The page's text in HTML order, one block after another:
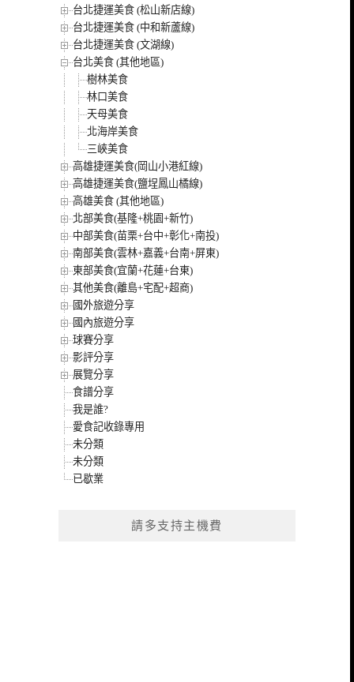
台北捷運美食 (松山新店線)
台北捷運美食 (中和新蘆線)
台北捷運美食 (文湖線)
台北美食 (其他地區)
樹林美食
林口美食
天母美食
北海岸美食
三峽美食
高雄捷運美食(岡山小港紅線)
高雄捷運美食(鹽埕鳳山橘線)
高雄美食 (其他地區)
北部美食(基隆+桃園+新竹)
中部美食(苗栗+台中+彰化+南投)
南部美食(雲林+嘉義+台南+屏東)
東部美食(宜蘭+花蓮+台東)
其他美食(離島+宅配+超商)
國外旅遊分享
國內旅遊分享
球賽分享
影評分享
展覽分享
食譜分享
我是誰?
愛食記收錄專用
未分類
未分類
已歇業
請多支持主機費